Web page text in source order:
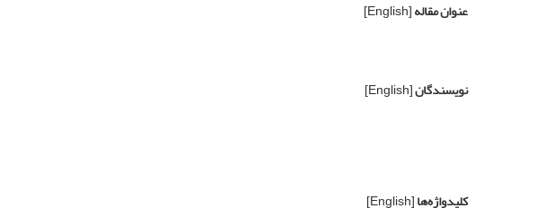
عنوان مقاله[English]
نویسندگان[English]
کلیدواژه‌ها[English]